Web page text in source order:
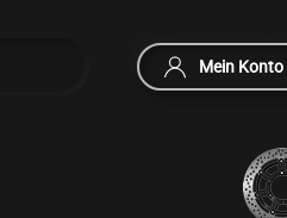
Mein Konto